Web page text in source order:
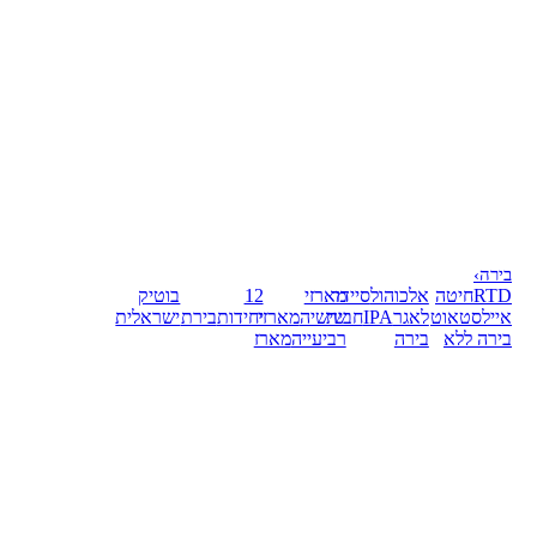
בירה›
RTDחיטה
איילסטאוט
בירה ללא
אלכוהולסיידר
לאגרIPAחבית
בירה
מארזי
שישיהמארזי
רביעייהמארז
12
יחידותבירת
בוטיק
ישראלית